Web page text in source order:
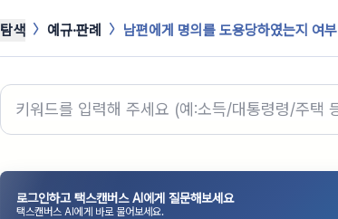
탐색 예규·판례 남편에게 명의를 도용당하였는지 여부
로그인하고 택스캔버스 AI에게 질문해보세요
택스캔버스 AI에게 바로 물어보세요.